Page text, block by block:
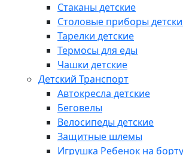
Стаканы детские
Столовые приборы
Тарелки детские
Термосы для еды
Чашки детские
Детский Транспорт
Автокресла детские
Беговелы
Велосипеды детские
Защитные шлемы
Игрушка Ребенок на